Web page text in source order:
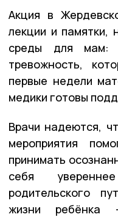
Акция в
лекции и памятки,
среды для мам:
тревожность,
первые недели
медики готовы
Врачи надеются,
мероприятия
принимать
себя
родительского
жизни